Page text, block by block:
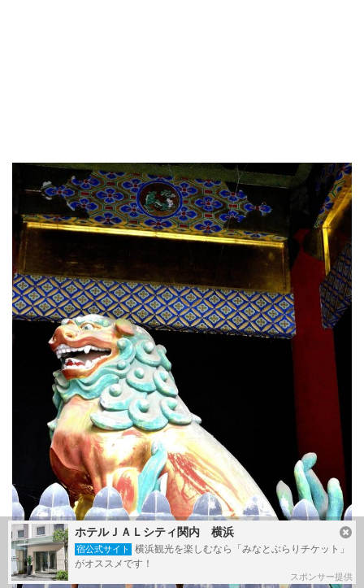
ホテルＪＡＬシティ関内 横浜
宿公式サイト
横浜観光を楽しむなら「みなとぶらりチケット」
がオススメです！
スポンサー提供